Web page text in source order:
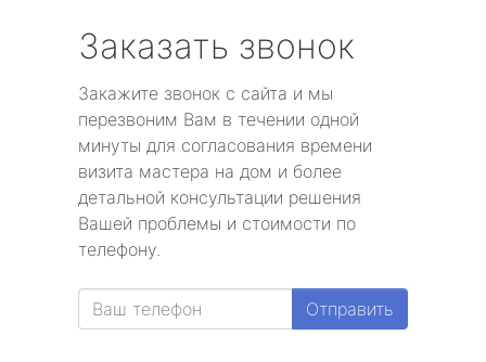
Заказать звонок
Закажите звонок с сайта и мы
перезвоним Вам в течении одной
минуты для согласования времени
визита мастера на дом и более
детальной консультации решения
Вашей проблемы и стоимости по
телефону.
Отправить